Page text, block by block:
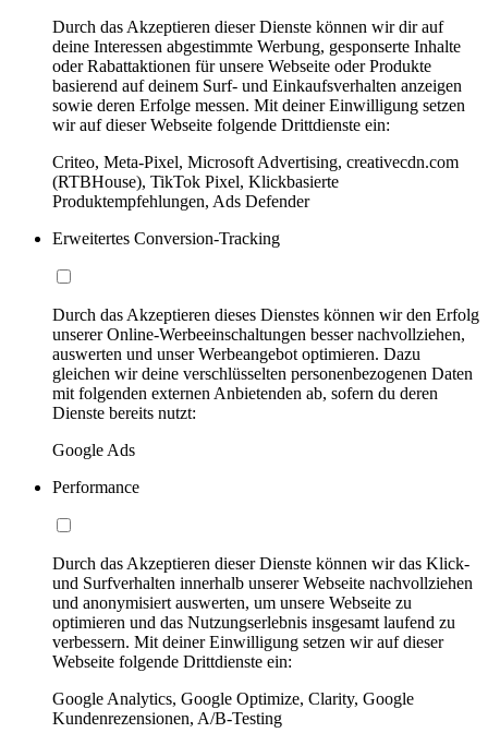
Durch das Akzeptieren dieser Dienste können wir dir auf
deine Interessen abgestimmte Werbung, gesponserte Inhalte
oder Rabattaktionen für unsere Webseite oder Produkte
basierend auf deinem Surf- und Einkaufsverhalten anzeigen
sowie deren Erfolge messen. Mit deiner Einwilligung setzen
wir auf dieser Webseite folgende Drittdienste ein:
Criteo, Meta-Pixel, Microsoft Advertising, creativecdn.com
(RTBHouse), TikTok Pixel, Klickbasierte
Produktempfehlungen, Ads Defender
Erweitertes Conversion-Tracking
Durch das Akzeptieren dieses Dienstes können wir den Erfolg
unserer Online-Werbeeinschaltungen besser nachvollziehen,
auswerten und unser Werbeangebot optimieren. Dazu
gleichen wir deine verschlüsselten personenbezogenen Daten
mit folgenden externen Anbietenden ab, sofern du deren
Dienste bereits nutzt:
Google Ads
Performance
Durch das Akzeptieren dieser Dienste können wir das Klick-
und Surfverhalten innerhalb unserer Webseite nachvollziehen
und anonymisiert auswerten, um unsere Webseite zu
optimieren und das Nutzungserlebnis insgesamt laufend zu
verbessern. Mit deiner Einwilligung setzen wir auf dieser
Webseite folgende Drittdienste ein:
Google Analytics, Google Optimize, Clarity, Google
Kundenrezensionen, A/B-Testing